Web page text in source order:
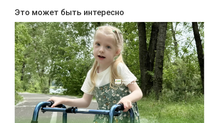
Это может быть интересно